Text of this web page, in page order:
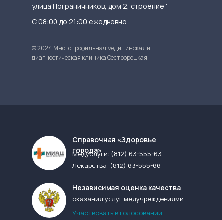
улица Пограничников, дом 2, строение 1
С 08:00 до 21:00 ежедневно
© 2024 Многопрофильная медицинская и
диагностическая клиника Сестрорецкая
Cправочная «Здоровье
города»
Медуслуги: (812) 63-555-63
Лекарства: (812) 63-555-66
Независимая оценка качества
оказания услуг медучреждениями
Участвовать в голосовании